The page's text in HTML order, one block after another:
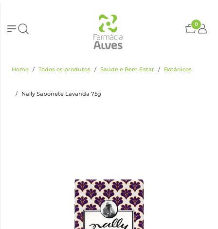
0
Home Todos os produtos Saúde e Bem Estar Botânicos
Nally Sabonete Lavanda 75g